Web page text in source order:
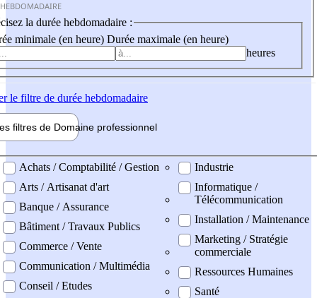
la durée hebdomadaire :
minimale (en heure) Durée maximale (en heure)
heures
le filtre de durée hebdomadaire
filtres de Domaine professionnel
professionel
Achats / Comptabilité / Gestion
Arts / Artisanat d'art
Banque / Assurance
Bâtiment / Travaux Publics
Commerce / Vente
Communication / Multimédia
Conseil / Etudes
Industrie
Informatique /
Télécommunication
Installation / Maintenance
Marketing / Stratégie
commerciale
Ressources Humaines
Santé